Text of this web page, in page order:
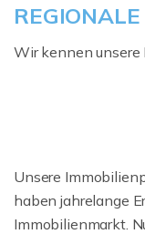
Wir kennen unsere
Unsere
haben jahrelange
Immobilienmarkt.